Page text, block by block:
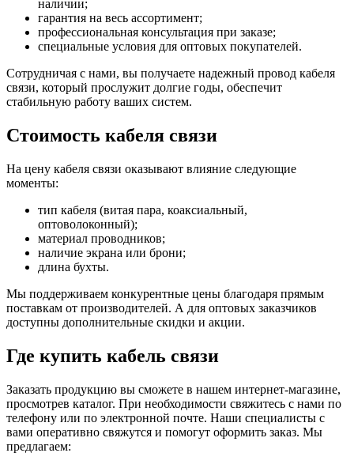
наличии;
гарантия на весь ассортимент;
профессиональная консультация при заказе;
специальные условия для оптовых покупателей.
Сотрудничая с нами, вы получаете надежный провод кабеля
связи, который прослужит долгие годы, обеспечит
стабильную работу ваших систем.
Стоимость кабеля связи
На цену кабеля связи оказывают влияние следующие
моменты:
тип кабеля (витая пара, коаксиальный,
оптоволоконный);
материал проводников;
наличие экрана или брони;
длина бухты.
Мы поддерживаем конкурентные цены благодаря прямым
поставкам от производителей. А для оптовых заказчиков
доступны дополнительные скидки и акции.
Где купить кабель связи
Заказать продукцию вы сможете в нашем интернет-магазине,
просмотрев каталог. При необходимости свяжитесь с нами по
телефону или по электронной почте. Наши специалисты с
вами оперативно свяжутся и помогут оформить заказ. Мы
предлагаем: